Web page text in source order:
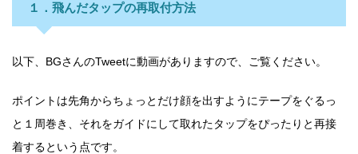
１．飛んだタップの再取付方法
以下、BGさんのTweetに動画がありますので、ご覧ください。
ポイントは先角からちょっとだけ顔を出すようにテープをぐるっ
と１周巻き、それをガイドにして取れたタップをぴったりと再接
着するという点です。